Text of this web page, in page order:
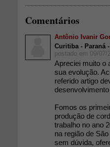
Comentários
Antônio Ivanir
Curitiba - Paraná
postado em 09/07/
Apreciei muito o
sua evolução.
referido artigo
Fomos os
produção de
trabalho no ano
na região de
sem dúvida,